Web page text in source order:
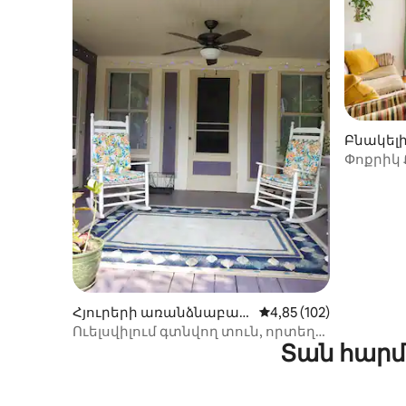
Հյուրերի առանձնաբաժ
ին Wellsville-ում
Միջին վարկանիշը՝
4,85 (102)
Ուելսվիլում գտնվող տուն, որտեղ
մ
Փոքրիկ
Տան